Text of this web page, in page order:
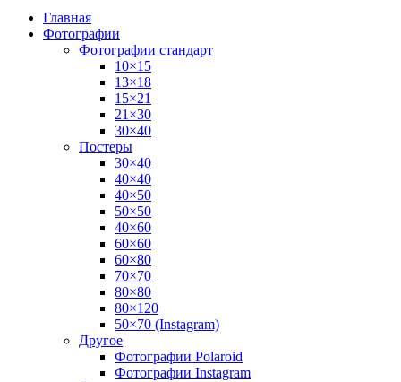
Главная
Фотографии
Фотографии стандарт
10×15
13×18
15×21
21×30
30×40
Постеры
30×40
40×40
40×50
50×50
40×60
60×60
60×80
70×70
80×80
80×120
50×70 (Instagram)
Другое
Фотографии Polaroid
Фотографии Instagram